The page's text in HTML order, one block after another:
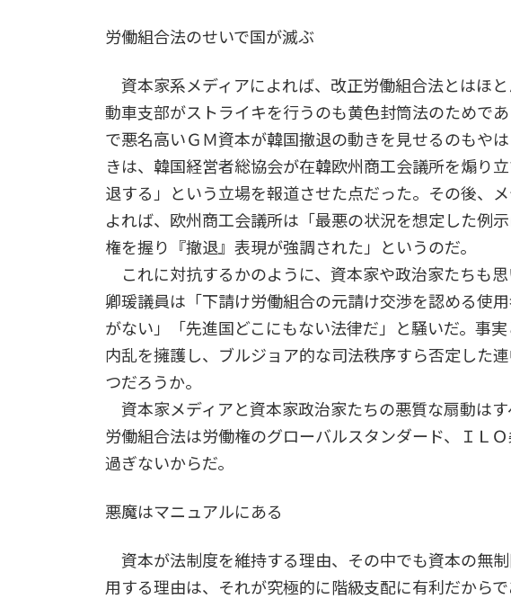
労働組合法のせいで国が滅ぶ
資本家系メディアによれば、改正労働組合法とはほ
動車支部がストライキを行うのも黄色封筒法のためで
で悪名高いＧＭ資本が韓国撤退の動きを見せるのもや
きは、韓国経営者総協会が在韓欧州商工会議所を煽り
退する」という立場を報道させた点だった。その後、
よれば、欧州商工会議所は「最悪の状況を想定した例
権を握り『撤退』表現が強調された」というのだ。
これに対抗するかのように、資本家や政治家たちも
卿瑗議員は「下請け労働組合の元請け交渉を認める使
がない」「先進国どこにもない法律だ」と騒いだ。事
内乱を擁護し、ブルジョア的な司法秩序すら否定した
つだろうか。
資本家メディアと資本家政治家たちの悪質な扇動は
労働組合法は労働権のグローバルスタンダード、ＩＬ
過ぎないからだ。
悪魔はマニュアルにある
資本が法制度を維持する理由、その中でも資本の無
用する理由は、それが究極的に階級支配に有利だから